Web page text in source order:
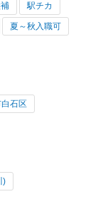
駅チカ
夏～秋入職可
石区
)